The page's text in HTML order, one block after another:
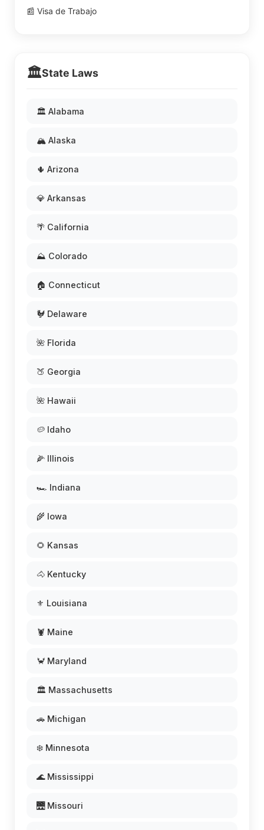
📰 Visa de Trabajo
🏛️State Laws
🏛️ Alabama
🏔️ Alaska
🌵 Arizona
💎 Arkansas
🌴 California
⛰️ Colorado
🏠 Connecticut
🐓 Delaware
🌺 Florida
🍑 Georgia
🌺 Hawaii
🥔 Idaho
🌽 Illinois
🏎️ Indiana
🌾 Iowa
🌻 Kansas
🐴 Kentucky
⚜️ Louisiana
🦞 Maine
🦀 Maryland
🏛️ Massachusetts
🚗 Michigan
❄️ Minnesota
🌊 Mississippi
🌉 Missouri